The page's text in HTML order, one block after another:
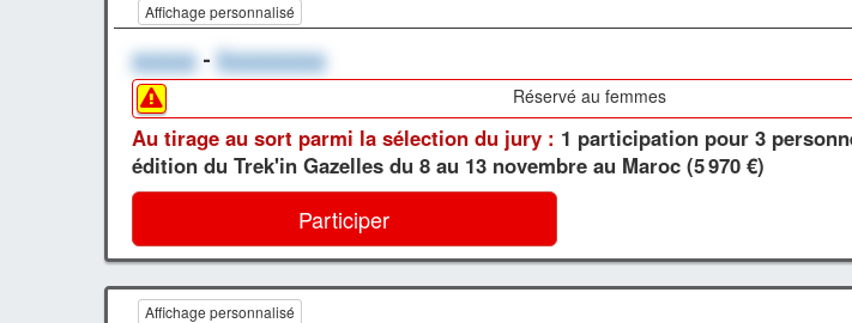
Affichage personnalisé
xxxxxx-Xxxxxxxxxx
Réservé au femmes
Au tirage au sort parmi la sélection du jury : 1 participation pour 3
édition du Trek'in Gazelles du 8 au 13 novembre au Maroc (5 970 €)
Participer
Affichage personnalisé